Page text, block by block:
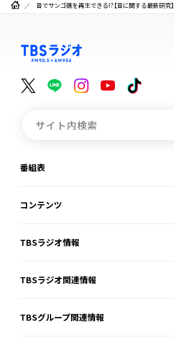
音でサンゴ礁を再生できる!?【音に関する最新研究】
番組表
コンテンツ
TBSラジオ情報
TBSラジオ関連情報
TBSグループ関連情報